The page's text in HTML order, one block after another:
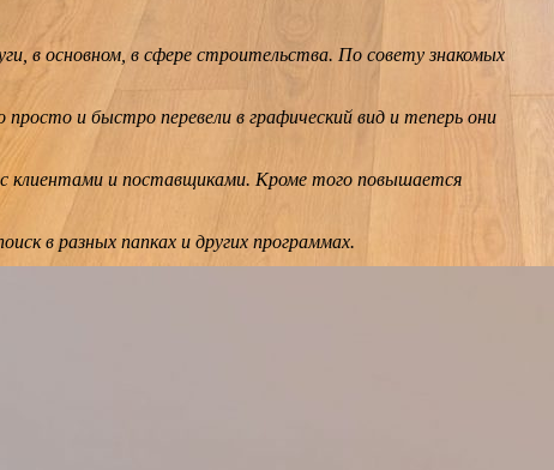
в основном, в сфере строительства. По совету знакомых
и быстро перевели в графический вид и теперь они
клиентами и поставщиками. Кроме того повышается
в разных папках и других программах.